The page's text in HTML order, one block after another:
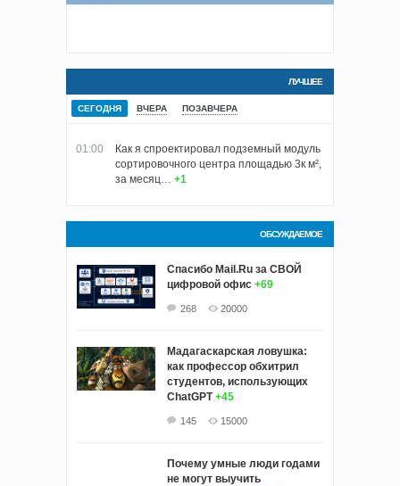
ЛУЧШЕЕ
СЕГОДНЯ ВЧЕРА ПОЗАВЧЕРА
01:00
Как я спроектировал подземный модуль
сортировочного центра площадью 3к м²,
за месяц… +1
ОБСУЖДАЕМОЕ
Спасибо Mail.Ru за СВОЙ
цифровой офис +69
268 20000
Мадагаскарская ловушка:
как профессор обхитрил
студентов, использующих
ChatGPT +45
145 15000
Почему умные люди годами
не могут выучить